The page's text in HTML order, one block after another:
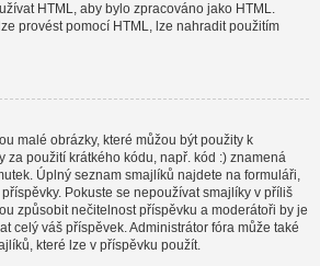
HTML, aby bylo zpracováno jako HTML.
provést pomocí HTML, lze nahradit použitím
malé obrázky, které můžou být použity k
za použití krátkého kódu, např. kód :) znamená
Úplný seznam smajlíků najdete na formuláři,
Pokuste se nepoužívat smajlíky v příliš
způsobit nečitelnost příspěvku a moderátoři by je
celý váš příspěvek. Administrátor fóra může také
které lze v příspěvku použít.